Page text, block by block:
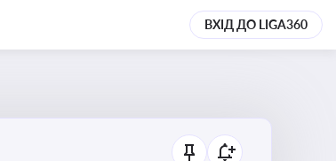
ВХІД ДО LIGA360